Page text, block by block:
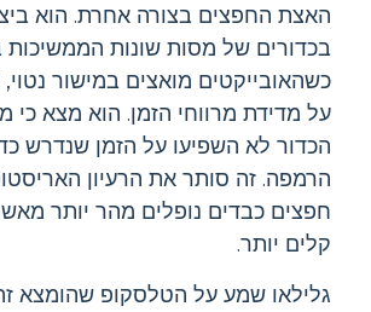
האצת החפצים בצורה אחרת. הוא
בכדורים של מסות שונות הממשיכות
כשהאובייקטים מואצים במישור
על מדידת מרווחי הזמן. הוא מצא
הכדור לא השפיעו על הזמן שנדרש
הרמפה. זה סותר את הרעיון
חפצים כבדים נופלים מהר יותר
קלים יותר.
גלילאו שמע על הטלסקופ שהומצא